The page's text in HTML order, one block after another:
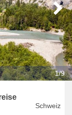
1/9
Schweiz